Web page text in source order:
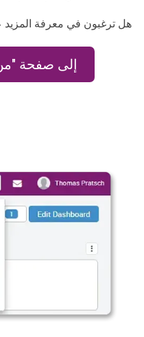
هل ترغبون في معرفة المزيد
إلى صفحة